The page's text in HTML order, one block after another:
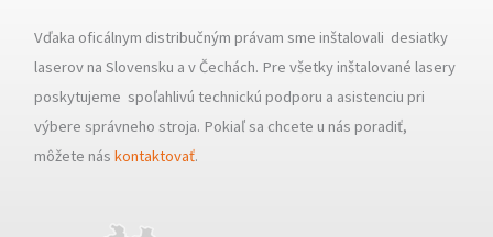
Vďaka oficálnym distribučným právam sme inštalovali desiatky
laserov na Slovensku a v Čechách. Pre všetky inštalované lasery
poskytujeme spoľahlivú technickú podporu a asistenciu pri
výbere správneho stroja. Pokiaľ sa chcete u nás poradiť,
môžete náskontaktovať.